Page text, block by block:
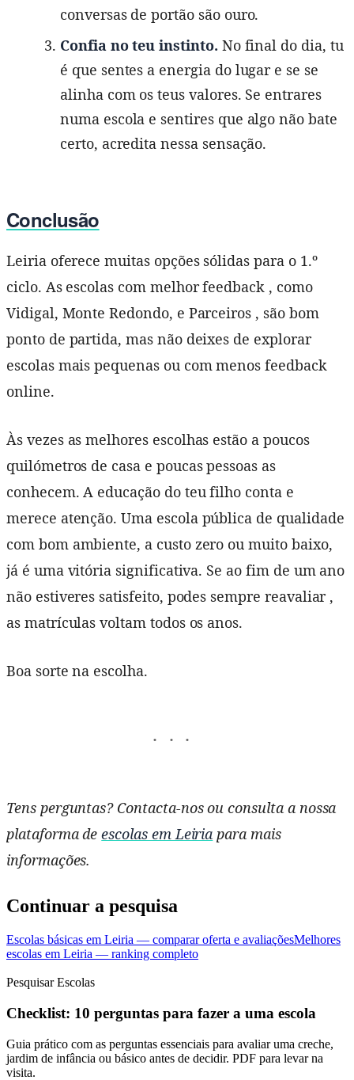
conversas de portão são ouro.
Confia no teu instinto. No final do dia, tu
é que sentes a energia do lugar e se se
alinha com os teus valores. Se entrares
numa escola e sentires que algo não bate
certo, acredita nessa sensação.
Conclusão
Leiria oferece muitas opções sólidas para o 1.º
ciclo. As escolas com melhor feedback , como
Vidigal, Monte Redondo, e Parceiros , são bom
ponto de partida, mas não deixes de explorar
escolas mais pequenas ou com menos feedback
online.
Às vezes as melhores escolhas estão a poucos
quilómetros de casa e poucas pessoas as
conhecem. A educação do teu filho conta e
merece atenção. Uma escola pública de qualidade
com bom ambiente, a custo zero ou muito baixo,
já é uma vitória significativa. Se ao fim de um ano
não estiveres satisfeito, podes sempre reavaliar ,
as matrículas voltam todos os anos.
Boa sorte na escolha.
Tens perguntas? Contacta-nos ou consulta a nossa
plataforma deescolas em Leiria para mais
informações.
Continuar a pesquisa
Escolas básicas em Leiria — comparar oferta e avaliaçõesMelhores
escolas em Leiria — ranking completo
Pesquisar Escolas
Checklist: 10 perguntas para fazer a uma escola
Guia prático com as perguntas essenciais para avaliar uma creche,
jardim de infância ou básico antes de decidir. PDF para levar na
visita.